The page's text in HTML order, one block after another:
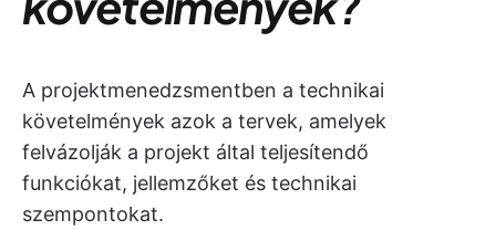
A projektmenedzsmentben a technikai
követelmények azok a tervek, amelyek
felvázolják a projekt által teljesítendő
funkciókat, jellemzőket és technikai
szempontokat.